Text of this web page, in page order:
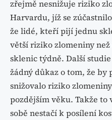
zřejmě nesnižuje riziko
Harvardu, jíž se
že lidé, kteří pijí jednu
větší riziko zlomeniny
sklenic týdně. Další
žádný důkaz o tom, že
snižovalo riziko
pozdějším věku. Takže to
sobě nestačí k posílení